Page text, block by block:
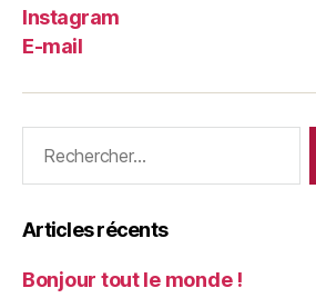
Instagram
E-mail
Articles récents
Bonjour tout le monde !